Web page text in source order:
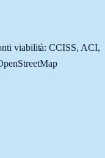
viabilità: CCISS, ACI,